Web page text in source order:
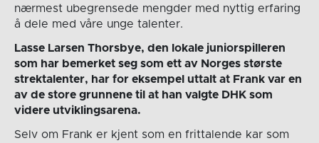
nærmest ubegrensede mengder med nyttig erfaring
å dele med våre unge talenter.
Lasse Larsen Thorsbye, den lokale juniorspilleren
som har bemerket seg som ett av Norges største
strektalenter, har for eksempel uttalt at Frank var en
av de store grunnene til at han valgte DHK som
videre utviklingsarena.
Selv om Frank er kjent som en frittalende kar som